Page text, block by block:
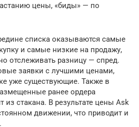
цены, «биды» — по
списка оказываются самые
и самые низкие на продажу,
отслеживать разницу — спред.
заявки с лучшими ценами,
уже существующие. Также в
ранее ордера
из стакана. В результате цены Ask
движении, что приводит и